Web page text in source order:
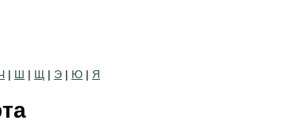
| Ш | Щ | Э | Ю | Я